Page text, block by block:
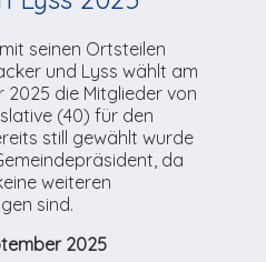
seinen Ortsteilen
und Lyss wählt am
2025 die Mitglieder von
(40) für den
still gewählt wurde
da
weiteren
sind.
2025